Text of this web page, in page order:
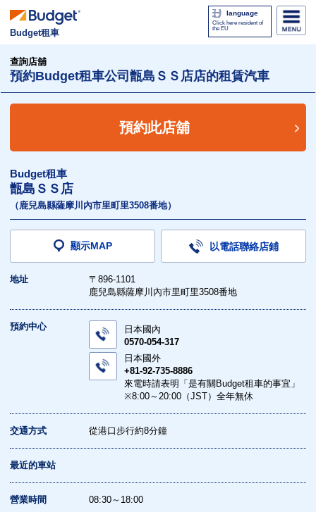
Budget租車
language
Click here resident of
the EU
查詢店舖
預約Budget租車公司甑島ＳＳ店店的租賃汽車
預約此店舖
Budget租車
甑島ＳＳ店
（鹿兒島縣薩摩川內市里町里3508番地）
顯示MAP 以電話聯絡店鋪
地址
〒896-1101
鹿兒島縣薩摩川內市里町里3508番地
預約中心
日本國內
0570-054-317
日本國外
+81-92-735-8886
來電時請表明「是有關Budget租車的事宜」
※8:00～20:00（JST）全年無休
交通方式 從港口步行約8分鐘
最近的車站
營業時間 08:30～18:00